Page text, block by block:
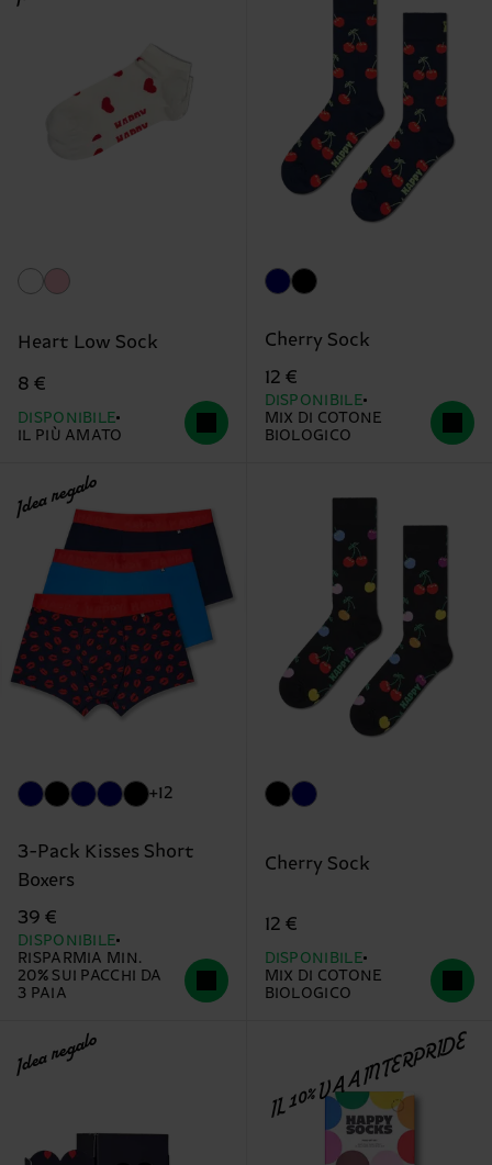
Heart Low Sock
8 €
DISPONIBILE
IL PIÙ AMATO
Cherry Sock
12 €
DISPONIBILE
MIX DI COTONE
BIOLOGICO
Idea regalo
+12
3-Pack Kisses Short
Boxers
39 €
DISPONIBILE
RISPARMIA MIN.
20% SUI PACCHI DA
3 PAIA
Cherry Sock
12 €
DISPONIBILE
MIX DI COTONE
BIOLOGICO
Idea regalo IL 10% VA A INTERPRIDE